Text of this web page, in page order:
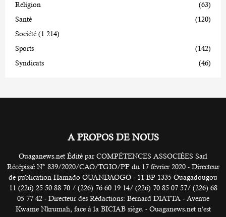
Religion
(63)
Santé
(120)
Société (1 214)
Sports
(142)
Syndicats
(46)
A PROPOS DE NOUS
Ouaganews.net Édité par COMPÉTENCES ASSOCIÉES Sarl
Récépissé N° 839/2020/CAO/TGIO/PF du 17 février 2020 - Directeur
de publication Hamado OUANDAOGO - 11 BP 1335 Ouagadougou
11 (226) 25 50 88 70 / (226) 76 60 19 14/ (226) 70 85 07 57/ (226) 68
05 77 42 - Directeur des Rédactions: Bernard DIATTA - Avenue
Kwame Nkrumah, face à la BICIAB siège. - Ouaganews.net n’est